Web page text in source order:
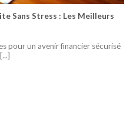
Sans Stress : Les Meilleurs
pour un avenir financier sécurisé